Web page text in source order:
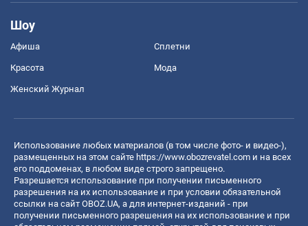
Шоу
Афиша Сплетни
Красота Мода
Женский Журнал
Использование любых материалов (в том числе фото- и видео-),
размещенных на этом сайте https://www.obozrevatel.com и на всех
его поддоменах, в любом виде строго запрещено.
Разрешается использование при получении письменного
разрешения на их использование и при условии обязательной
ссылки на сайт OBOZ.UA, а для интернет-изданий - при
получении письменного разрешения на их использование и при